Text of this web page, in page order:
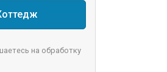
на обработку